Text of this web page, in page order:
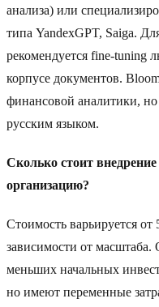
анализа) или
типа YandexGPT, Saiga.
рекомендуется fine-tuning
корпусе документов.
финансовой аналитики, но
русским языком.
Сколько стоит
организацию?
Стоимость варьируется
зависимости от
меньших начальных
но имеют переменные